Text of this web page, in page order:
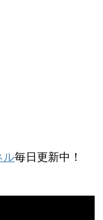
ル毎日更新中！